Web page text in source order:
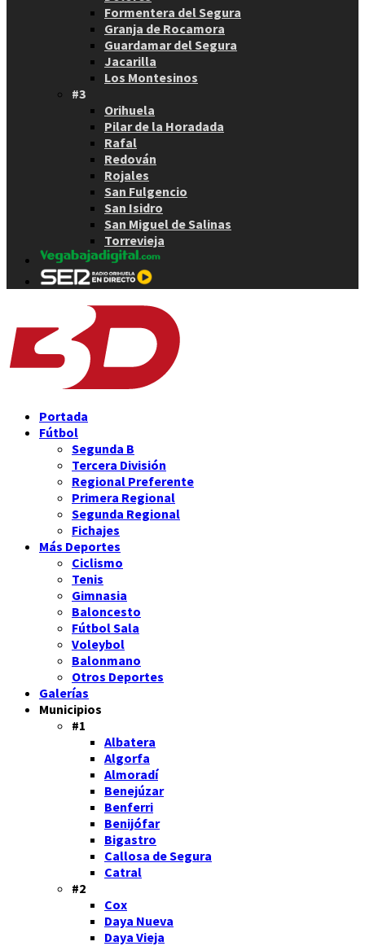
Formentera del Segura
Granja de Rocamora
Guardamar del Segura
Jacarilla
Los Montesinos
#3
Orihuela
Pilar de la Horadada
Rafal
Redován
Rojales
San Fulgencio
San Isidro
San Miguel de Salinas
Torrevieja
Portada
Fútbol
Segunda B
Tercera División
Regional Preferente
Primera Regional
Segunda Regional
Fichajes
Más Deportes
Ciclismo
Tenis
Gimnasia
Baloncesto
Fútbol Sala
Voleybol
Balonmano
Otros Deportes
Galerías
Municipios
#1
Albatera
Algorfa
Almoradí
Benejúzar
Benferri
Benijófar
Bigastro
Callosa de Segura
Catral
#2
Cox
Daya Nueva
Daya Vieja